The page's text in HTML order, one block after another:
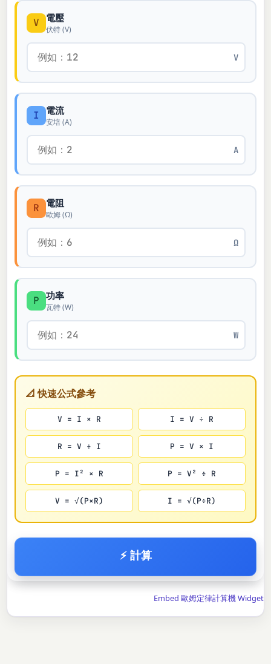
V 電壓
伏特 (V)
V
I 電流
安培 (A)
A
R 電阻
歐姆 (Ω)
Ω
P 功率
瓦特 (W)
W
📐 快速公式參考
V = I × R I = V ÷ R
R = V ÷ I P = V × I
P = I² × R P = V² ÷ R
V = √(P×R) I = √(P÷R)
⚡ 計算
Embed 歐姆定律計算機 Widget